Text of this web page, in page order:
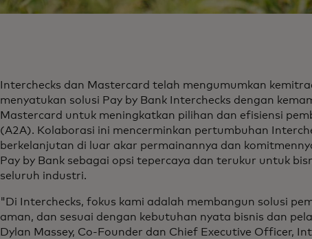
Interchecks dan Mastercard telah mengumumkan
menyatukan solusi Pay by Bank Interchecks dengan
Mastercard untuk meningkatkan pilihan dan efisiensi
(A2A). Kolaborasi ini mencerminkan pertumbuhan
berkelanjutan di luar akar permainannya dan
Pay by Bank sebagai opsi tepercaya dan terukur untuk
seluruh industri.
"Di Interchecks, fokus kami adalah membangun solusi
aman, dan sesuai dengan kebutuhan nyata bisnis dan
Dylan Massey, Co-Founder dan Chief Executive Officer,